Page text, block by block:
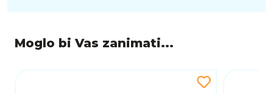
Moglo bi Vas zanimati...